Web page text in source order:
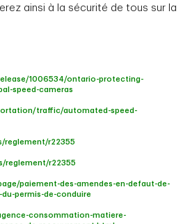
ainsi à la sécurité de tous sur la
1006534/ontario-protecting-
speed-cameras
traffic/automated-speed-
reglement/r22355
reglement/r22355
paiement-des-amendes-en-defaut-de-
permis-de-conduire
consommation-matiere-